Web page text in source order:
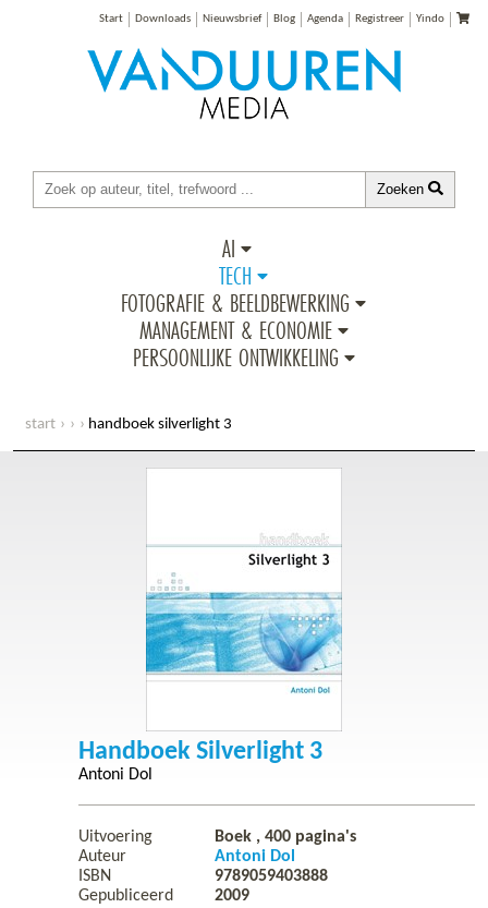
Start Downloads Nieuwsbrief Blog Agenda Registreer Yindo
Zoeken
AI
TECH
FOTOGRAFIE & BEELDBEWERKING
MANAGEMENT & ECONOMIE
PERSOONLIJKE ONTWIKKELING
start handboek silverlight 3
Handboek Silverlight 3
Antoni Dol
Uitvoering Boek , 400 pagina's
Auteur
Antoni Dol
ISBN
9789059403888
Gepubliceerd
2009